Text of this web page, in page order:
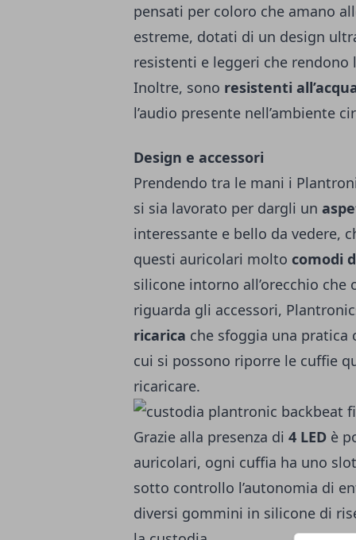
pensati per coloro che amano
estreme, dotati di un design
resistenti e leggeri che
Inoltre, sono resistenti
l’audio presente nell’ambiente
Design e accessori
Prendendo tra le mani i
si sia lavorato per dargli un
interessante e bello da vedere,
questi auricolari molto comodi
silicone intorno all’orecchio
riguarda gli accessori,
ricarica che sfoggia una pratica
cui si possono riporre le cuffie
ricaricare.
Grazie alla presenza di 4 LED è
auricolari, ogni cuffia ha uno
sotto controllo l’autonomia di
diversi gommini in silicone di